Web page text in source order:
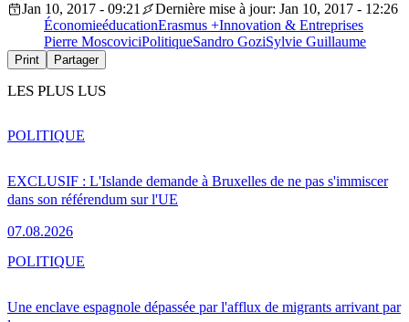
Jan 10, 2017 - 09:21
Dernière mise à jour: Jan 10, 2017 - 12:26
ÉconomieéducationErasmus +Innovation & Entreprises
Pierre MoscoviciPolitiqueSandro GoziSylvie Guillaume
Print Partager
LES PLUS LUS
EXCLUSIF : L'Islande demande à Bruxelles de ne pas s'immiscer
dans son référendum sur l'UE
07.08.2026
POLITIQUE
Une enclave espagnole dépassée par l'afflux de migrants arrivant par
POLITIQUE